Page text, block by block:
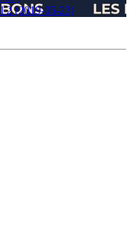
2 (2019-05-23)